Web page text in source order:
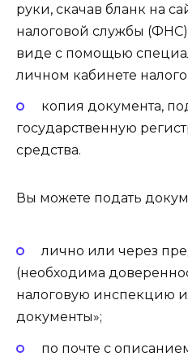
руки, скачав бланк на
налоговой службы
виде с помощью
личном кабинете
копия документа,
государственную
средства.
Вы можете подать
лично или через
(необходима
налоговую инспекцию
документы»;
по почте с